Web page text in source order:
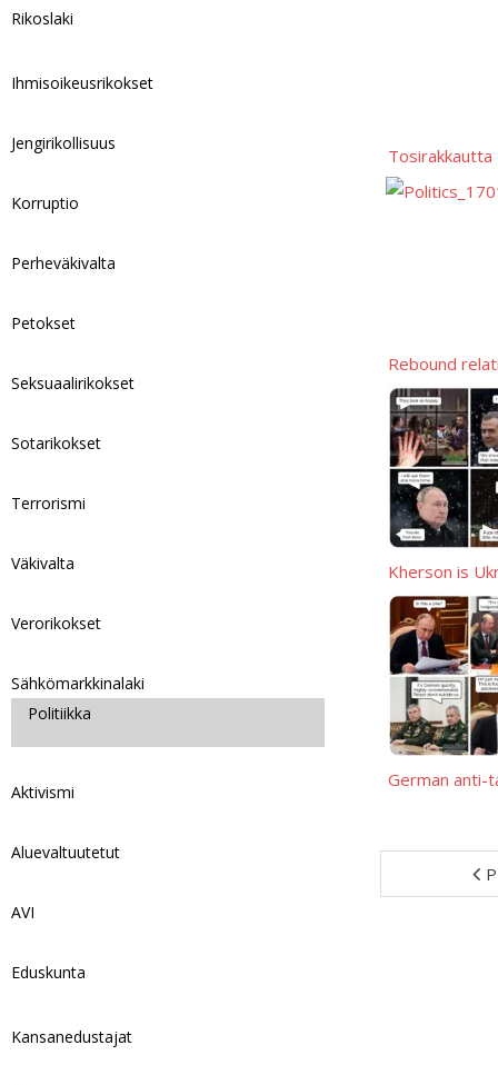
Tosirakkautta
Rebound
Kherson is
German anti-
Rikoslaki
Ihmisoikeusrikokset
Jengirikollisuus
Korruptio
Perheväkivalta
Petokset
Seksuaalirikokset
Sotarikokset
Terrorismi
Väkivalta
Verorikokset
Sähkömarkkinalaki
Politiikka
Aktivismi
Aluevaltuutetut
AVI
Eduskunta
Kansanedustajat